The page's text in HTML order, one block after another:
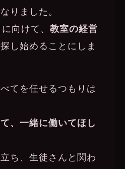
りました。
向けて、 教室の経営
し始めることにしま
てを任せるつもりは
、一緒に働いてほし
ち、生徒さんと関わ